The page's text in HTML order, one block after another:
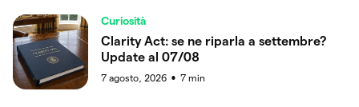
Curiosità
Clarity Act: se ne riparla a settembre?
Update al 07/08
7 agosto, 2026 ● 7 min